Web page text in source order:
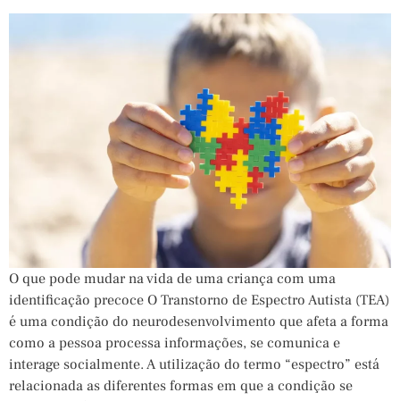
O que pode mudar na vida de uma criança com uma
identificação precoce O Transtorno de Espectro Autista (TEA)
é uma condição do neurodesenvolvimento que afeta a forma
como a pessoa processa informações, se comunica e
interage socialmente. A utilização do termo “espectro” está
relacionada as diferentes formas em que a condição se